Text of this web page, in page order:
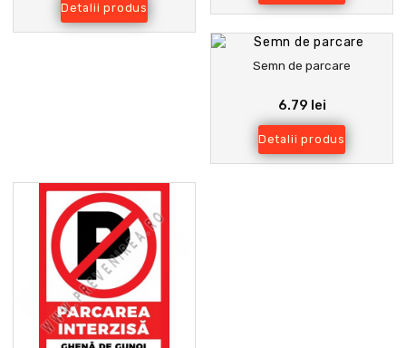
Detalii produs
Semn de parcare
6.79 lei
Detalii produs